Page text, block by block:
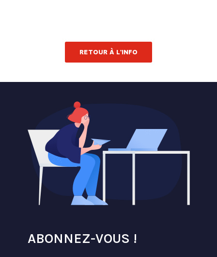
RETOUR À L'INFO
ABONNEZ-VOUS !